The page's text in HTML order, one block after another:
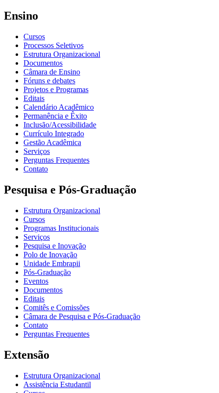
Ensino
Cursos
Processos Seletivos
Estrutura Organizacional
Documentos
Câmara de Ensino
Fóruns e debates
Projetos e Programas
Editais
Calendário Acadêmico
Permanência e Êxito
Inclusão/Acessibilidade
Currículo Integrado
Gestão Acadêmica
Serviços
Perguntas Frequentes
Contato
Pesquisa e Pós-Graduação
Estrutura Organizacional
Cursos
Programas Institucionais
Serviços
Pesquisa e Inovação
Polo de Inovação
Unidade Embrapii
Pós-Graduação
Eventos
Documentos
Editais
Comitês e Comissões
Câmara de Pesquisa e Pós-Graduação
Contato
Perguntas Frequentes
Extensão
Estrutura Organizacional
Assistência Estudantil